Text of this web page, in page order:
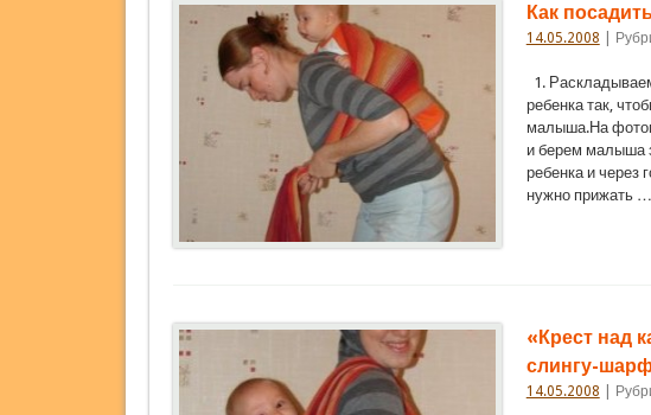
Как
14.05.2008 |
1.
ребенка так,
малыша.На
и берем малыша
ребенка и через
нужно прижать …
«Крест над
слингу-
14.05.2008 |